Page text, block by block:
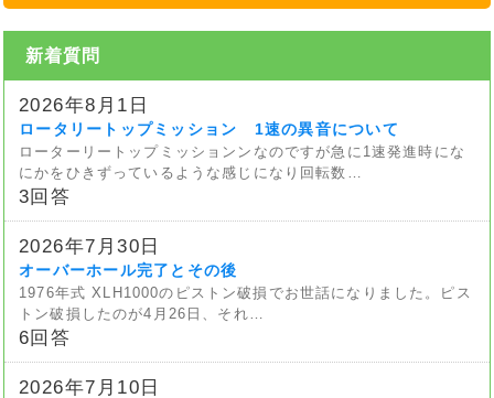
新着質問
2026年8月1日
ロータリートップミッション 1速の異音について
ローターリートップミッションンなのですが急に1速発進時にな
にかをひきずっているような感じになり回転数…
3回答
2026年7月30日
オーバーホール完了とその後
1976年式 XLH1000のピストン破損でお世話になりました。ピス
トン破損したのが4月26日、それ…
6回答
2026年7月10日